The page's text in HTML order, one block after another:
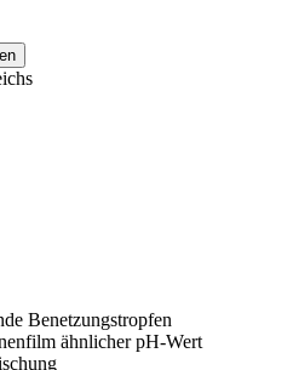
Benetzungstropfen
ähnlicher pH-Wert